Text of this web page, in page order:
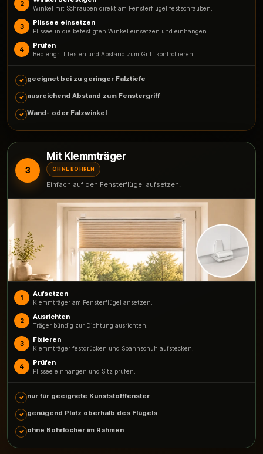
2
Winkel mit Schrauben direkt am Fensterflügel festschrauben.
3 Plissee einsetzen
Plissee in die befestigten Winkel einsetzen und einhängen.
4 Prüfen
Bediengriff testen und Abstand zum Griff kontrollieren.
geeignet bei zu geringer Falztiefe
ausreichend Abstand zum Fenstergriff
Wand- oder Falzwinkel
3
Mit Klemmträger
OHNE BOHREN
Einfach auf den Fensterflügel aufsetzen.
1 Aufsetzen
Klemmträger am Fensterflügel ansetzen.
2 Ausrichten
Träger bündig zur Dichtung ausrichten.
3 Fixieren
Klemmträger festdrücken und Spannschuh aufstecken.
4 Prüfen
Plissee einhängen und Sitz prüfen.
nur für geeignete Kunststofffenster
genügend Platz oberhalb des Flügels
ohne Bohrlöcher im Rahmen